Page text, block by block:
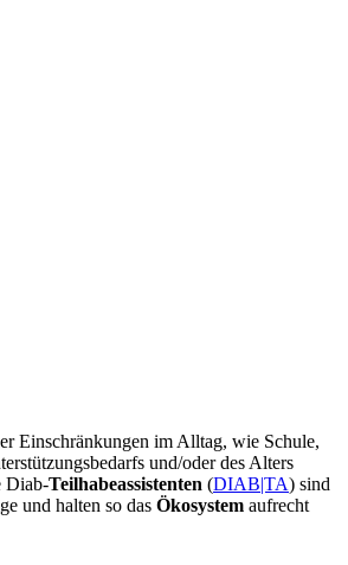
Einschränkungen im Alltag, wie Schule,
und/oder des Alters
Diab-Teilhabeassistenten (DIAB|TA) sind
und halten so das Ökosystem aufrecht